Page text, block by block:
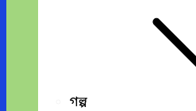
গল্প